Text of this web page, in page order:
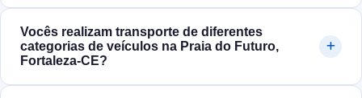
Vocês realizam transporte de diferentes
categorias de veículos na Praia do Futuro,
Fortaleza‑CE?